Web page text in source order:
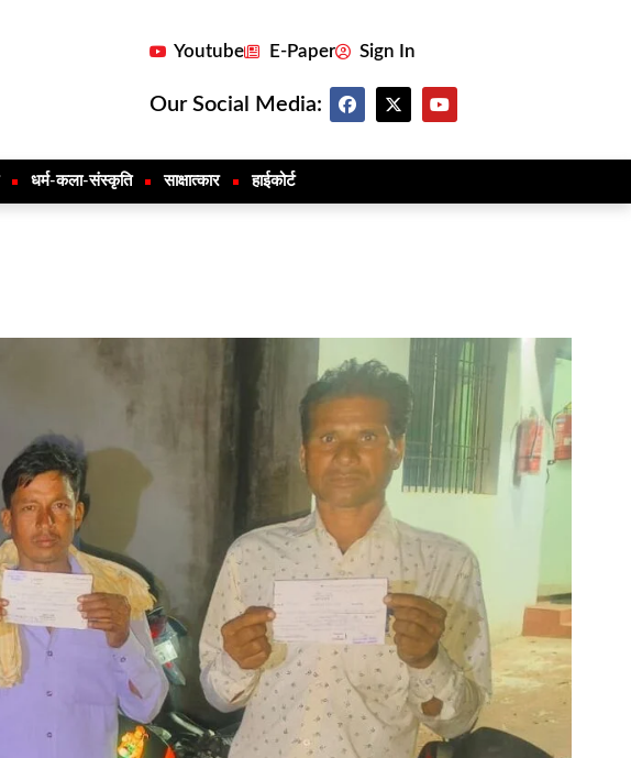
Youtube E-Paper Sign In
Our Social Media:
धर्म-कला-संस्कृति साक्षात्कार हाईकोर्ट